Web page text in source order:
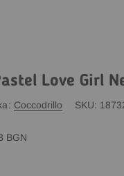
Love Girl
Coccodrillo SKU
BGN